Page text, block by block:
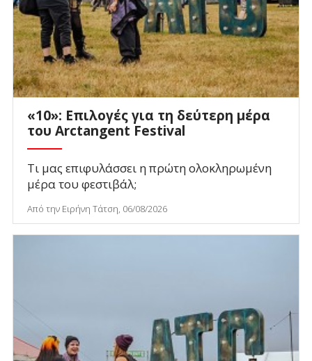
«10»: Επιλογές για τη δεύτερη μέρα
του Arctangent Festival
Τι μας επιφυλάσσει η πρώτη ολοκληρωμένη
μέρα του φεστιβάλ;
Από την Ειρήνη Τάτση, 06/08/2026